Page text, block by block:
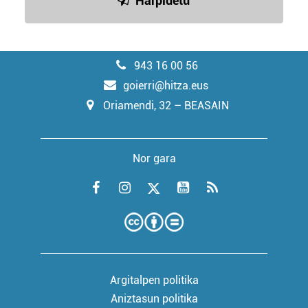
943 16 00 56
goierri@hitza.eus
Oriamendi, 32 – BEASAIN
Nor gara
Argitalpen politika
Aniztasun politika